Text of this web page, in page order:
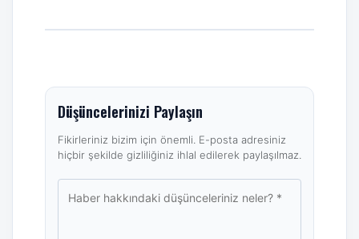
Düşüncelerinizi Paylaşın
Fikirleriniz bizim için önemli. E-posta adresiniz
hiçbir şekilde gizliliğiniz ihlal edilerek paylaşılmaz.